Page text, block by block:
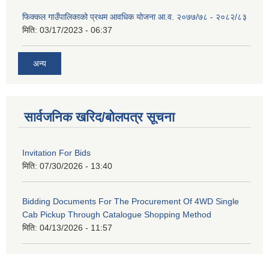
फिक्कल गाउँपालिकाको प्रथम आवधिक योजना आ.व. २०७७/७८ - २०८२/८३
मिति: 03/17/2023 - 06:37
अन्य
सार्वजनिक खरिद/बोलपत्र सूचना
Invitation For Bids
मिति: 07/30/2026 - 13:40
Bidding Documents For The Procurement Of 4WD Single
Cab Pickup Through Catalogue Shopping Method
मिति: 04/13/2026 - 11:57